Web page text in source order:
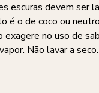
escuras devem ser
é o de coco ou
no uso de
Não lavar a seco.